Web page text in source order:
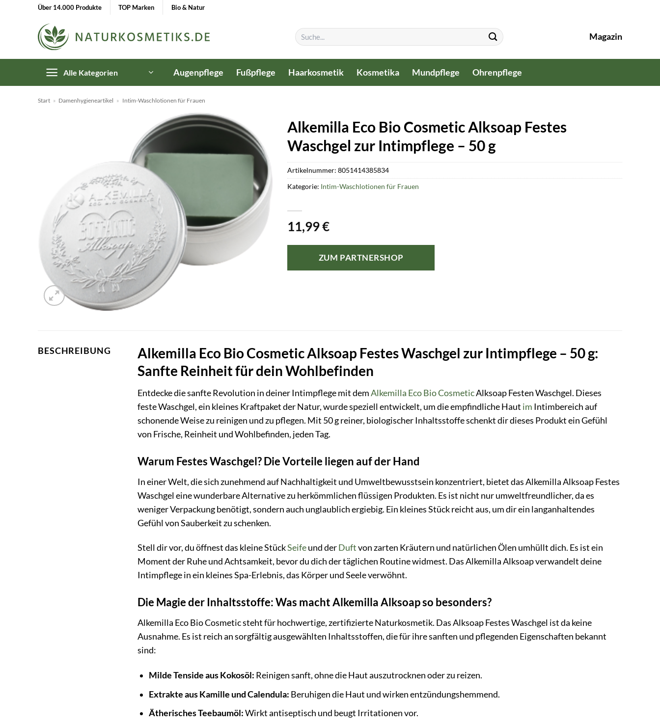
Über 14.000 Produkte TOP Marken Bio & Natur
Suchen
nach:
Magazin
Alle Kategorien Augenpflege Fußpflege Haarkosmetik Kosmetika Mundpflege Ohrenpflege
Start » Damenhygieneartikel » Intim-Waschlotionen für Frauen
Alkemilla Eco Bio Cosmetic Alksoap Festes
Waschgel zur Intimpflege – 50 g
11,99€
ZUM PARTNERSHOP
Artikelnummer:8051414385834
Kategorie: Intim-Waschlotionen für Frauen
BESCHREIBUNG
Alkemilla Eco Bio Cosmetic Alksoap Festes Waschgel zur Intimpflege – 50 g:
Sanfte Reinheit für dein Wohlbefinden
Entdecke die sanfte Revolution in deiner Intimpflege mit demAlkemilla Eco Bio CosmeticAlksoap Festen Waschgel. Dieses
feste Waschgel, ein kleines Kraftpaket der Natur, wurde speziell entwickelt, um die empfindliche Haut im Intimbereich auf
schonende Weise zu reinigen und zu pflegen. Mit 50 g reiner, biologischer Inhaltsstoffe schenkt dir dieses Produkt ein Gefühl
von Frische, Reinheit und Wohlbefinden, jeden Tag.
Warum Festes Waschgel? Die Vorteile liegen auf der Hand
In einer Welt, die sich zunehmend auf Nachhaltigkeit und Umweltbewusstsein konzentriert, bietet das Alkemilla Alksoap Festes
Waschgel eine wunderbare Alternative zu herkömmlichen flüssigen Produkten. Es ist nicht nur umweltfreundlicher, da es
weniger Verpackung benötigt, sondern auch unglaublich ergiebig. Ein kleines Stück reicht aus, um dir ein langanhaltendes
Gefühl von Sauberkeit zu schenken.
Stell dir vor, du öffnest das kleine StückSeifeund derDuftvon zarten Kräutern und natürlichen Ölen umhüllt dich. Es ist ein
Moment der Ruhe und Achtsamkeit, bevor du dich der täglichen Routine widmest. Das Alkemilla Alksoap verwandelt deine
Intimpflege in ein kleines Spa-Erlebnis, das Körper und Seele verwöhnt.
Die Magie der Inhaltsstoffe: Was macht Alkemilla Alksoap so besonders?
Alkemilla Eco Bio Cosmetic steht für hochwertige, zertifizierte Naturkosmetik. Das Alksoap Festes Waschgel ist da keine
Ausnahme. Es ist reich an sorgfältig ausgewählten Inhaltsstoffen, die für ihre sanften und pflegenden Eigenschaften bekannt
sind:
Milde Tenside aus Kokosöl: Reinigen sanft, ohne die Haut auszutrocknen oder zu reizen.
Extrakte aus Kamille und Calendula: Beruhigen die Haut und wirken entzündungshemmend.
Ätherisches Teebaumöl:Wirkt antiseptisch und beugt Irritationen vor.